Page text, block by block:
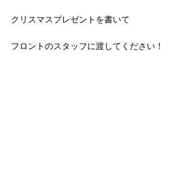
クリスマスプレゼントを書いて
フロントのスタッフに渡してください！